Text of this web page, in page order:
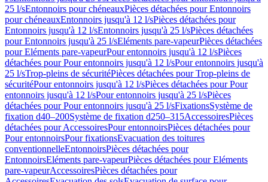
25 l/sEntonnoirs pour chéneauxPièces détachées pour Entonnoirs
pour chéneauxEntonnoirs jusqu'à 12 l/sPièces détachées pour
Entonnoirs jusqu'à 12 l/sEntonnoirs jusqu'à 25 l/sPièces détachées
pour Entonnoirs jusqu'à 25 l/sEléments pare-vapeurPièces détachées
pour Eléments pare-vapeurPour entonnoirs jusqu'à 12 l/sPièces
détachées pour Pour entonnoirs jusqu'à 12 l/sPour entonnoirs jusqu'à
25 l/sTrop-pleins de sécuritéPièces détachées pour Trop-pleins de
sécuritéPour entonnoirs jusqu'à 12 l/sPièces détachées pour Pour
entonnoirs jusqu'à 12 l/sPour entonnoirs jusqu'à 25 l/sPièces
détachées pour Pour entonnoirs jusqu'à 25 l/sFixationsSystème de
fixation d40–200Système de fixation d250–315AccessoiresPièces
détachées pour AccessoiresPour entonnoirsPièces détachées pour
Pour entonnoirsPour fixationsEvacuation des toitures
conventionnelleEntonnoirsPièces détachées pour
EntonnoirsEléments pare-vapeurPièces détachées pour Eléments
pare-vapeurAccessoiresPièces détachées pour